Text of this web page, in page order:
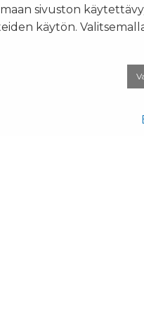
sivuston
käytön.